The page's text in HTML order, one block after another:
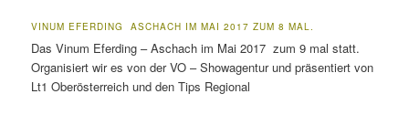
VINUM EFERDING ASCHACH IM MAI 2017 ZUM 8 MAL.
Das Vinum Eferding – Aschach im Mai 2017 zum 9 mal statt.
Organisiert wir es von der VO – Showagentur und präsentiert von
Lt1 Oberösterreich und den Tips Regional